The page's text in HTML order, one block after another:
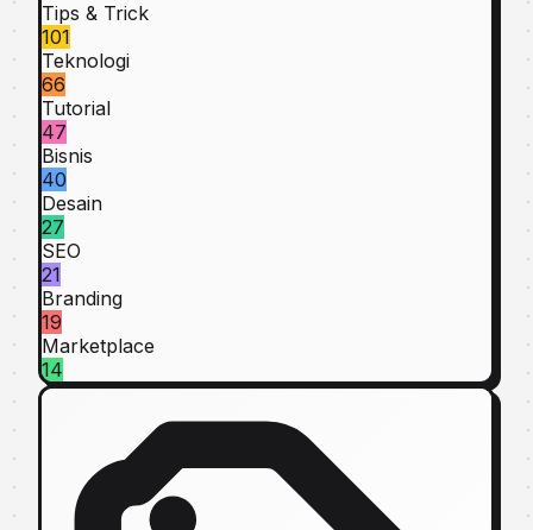
Tips & Trick
101
Teknologi
66
Tutorial
47
Bisnis
40
Desain
27
SEO
21
Branding
19
Marketplace
14